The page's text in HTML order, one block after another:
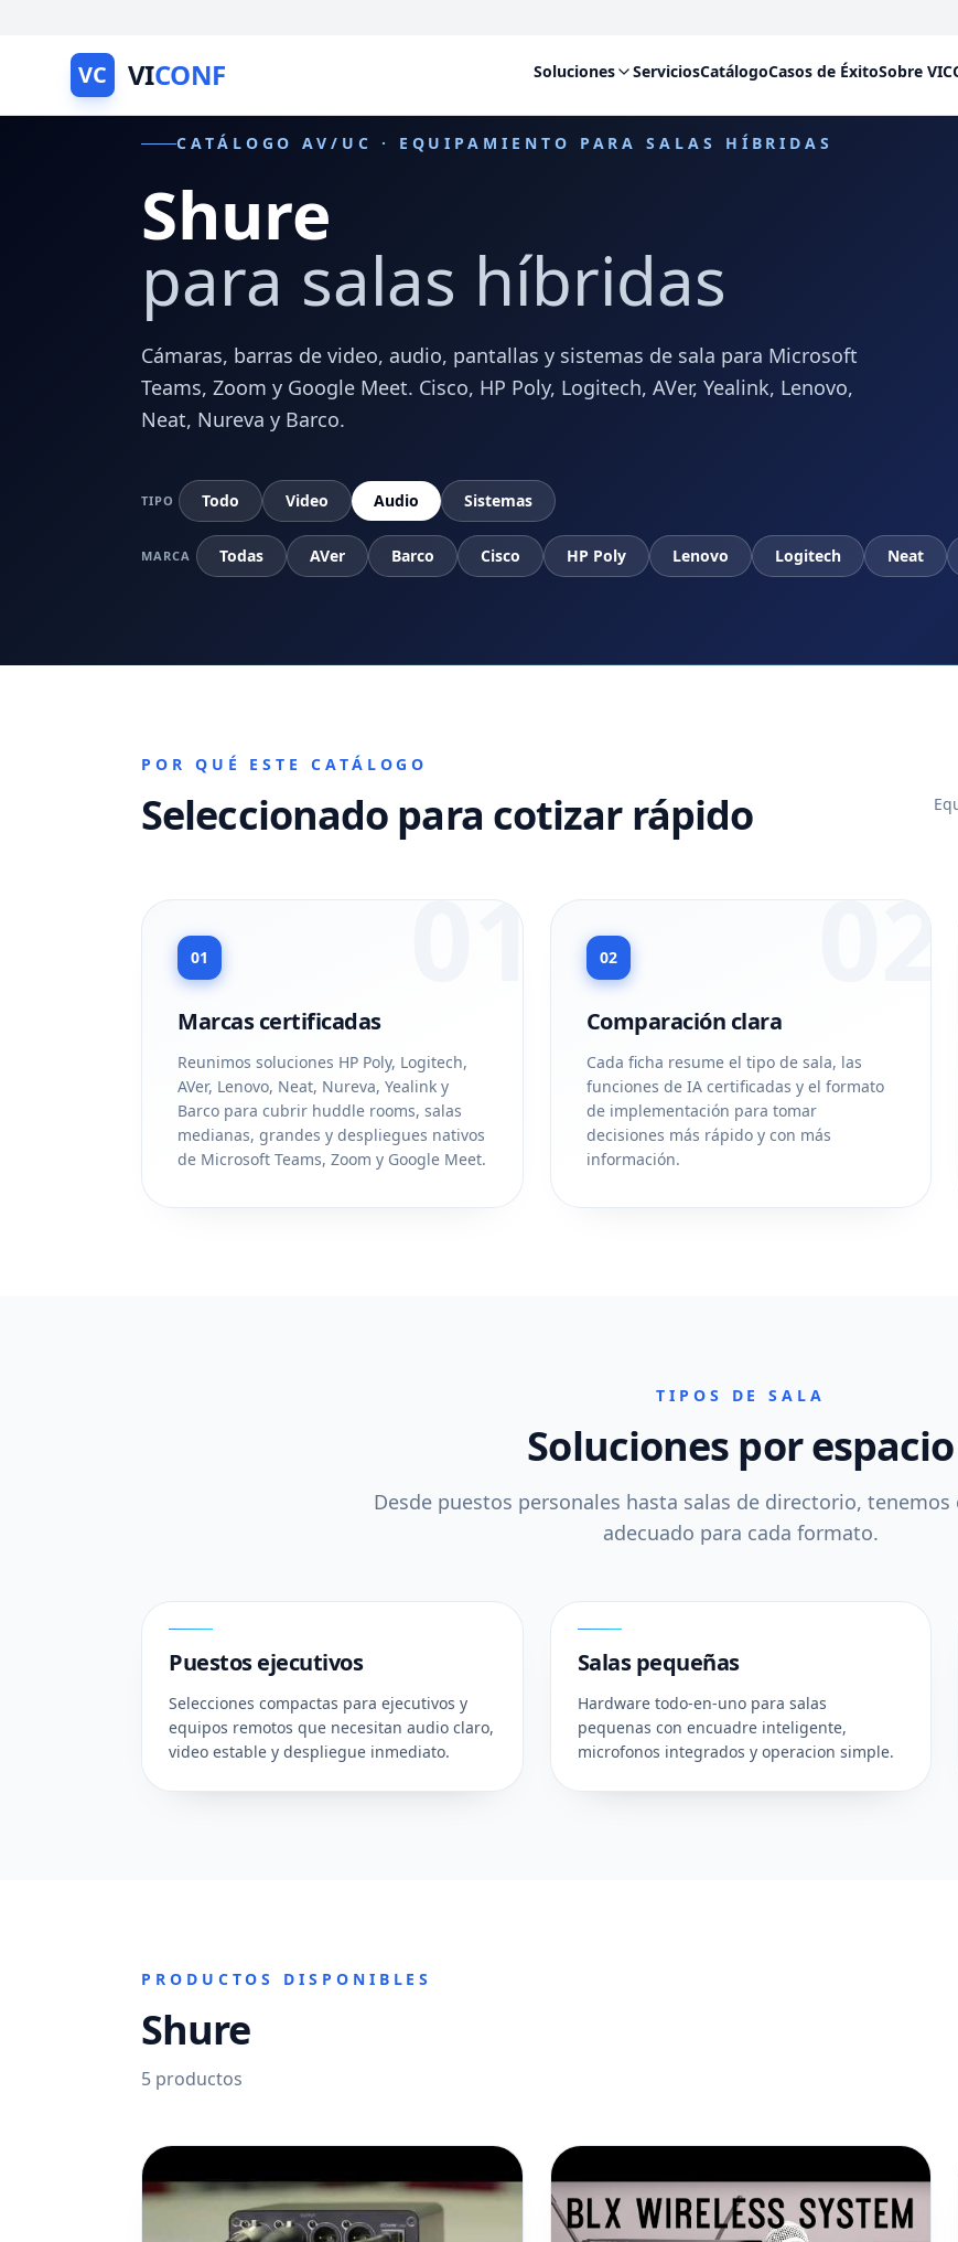
VC VICONF Soluciones ServiciosCatálogoCasos de ÉxitoSobre
CATÁLOGO AV/UC · EQUIPAMIENTO PARA SALAS HÍBRIDAS
Shure
para salas híbridas
Cámaras, barras de video, audio, pantallas y sistemas de sala para Microsoft
Teams, Zoom y Google Meet. Cisco, HP Poly, Logitech, AVer, Yealink, Lenovo,
Neat, Nureva y Barco.
TIPO Todo Video Audio Sistemas
MARCA Todas AVer Barco Cisco HP Poly Lenovo Logitech Neat
POR QUÉ ESTE CATÁLOGO
Seleccionado para cotizar rápido
01
01
Marcas certificadas
Reunimos soluciones HP Poly, Logitech,
AVer, Lenovo, Neat, Nureva, Yealink y
Barco para cubrir huddle rooms, salas
medianas, grandes y despliegues nativos
de Microsoft Teams, Zoom y Google Meet.
02
02
Comparación clara
Cada ficha resume el tipo de sala, las
funciones de IA certificadas y el formato
de implementación para tomar
decisiones más rápido y con más
información.
TIPOS DE SALA
Soluciones por espacio
Desde puestos personales hasta salas de directorio,
adecuado para cada formato.
Puestos ejecutivos
Selecciones compactas para ejecutivos y
equipos remotos que necesitan audio claro,
video estable y despliegue inmediato.
Salas pequeñas
Hardware todo-en-uno para salas
pequenas con encuadre inteligente,
microfonos integrados y operacion simple.
PRODUCTOS DISPONIBLES
Shure
5 productos